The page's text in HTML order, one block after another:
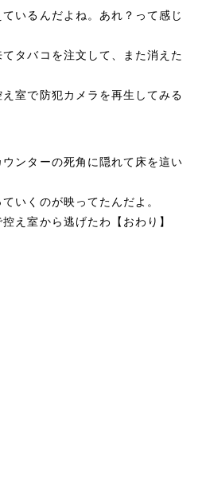
いるんだよね。あれ？って感じ
タバコを注文して、また消えた
室で防犯カメラを再生してみる
ンターの死角に隠れて床を這い
いくのが映ってたんだよ。
え室から逃げたわ【おわり】